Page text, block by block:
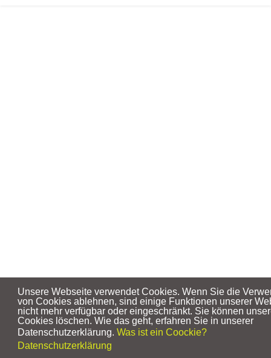
Unsere Webseite verwendet Cookies. Wenn Sie die
von Cookies ablehnen, sind einige Funktionen unserer
nicht mehr verfügbar oder eingeschränkt. Sie können
Cookies löschen. Wie das geht, erfahren Sie in unserer
Datenschutzerklärung. Was ist ein Coockie?
Datenschutzerklärung